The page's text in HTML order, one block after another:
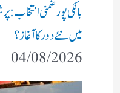
بانکی پور ضمنی انتخاب:
میں نئے دور کا آغاز؟
04/08/2026